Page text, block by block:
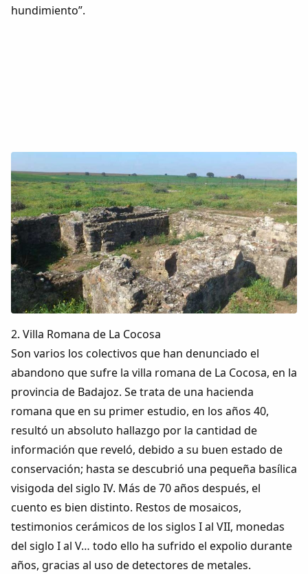
hundimiento”.
2. Villa Romana de La Cocosa
Son varios los colectivos que han denunciado el
abandono que sufre la villa romana de La Cocosa, en la
provincia de Badajoz. Se trata de una hacienda
romana que en su primer estudio, en los años 40,
resultó un absoluto hallazgo por la cantidad de
información que reveló, debido a su buen estado de
conservación; hasta se descubrió una pequeña basílica
visigoda del siglo IV. Más de 70 años después, el
cuento es bien distinto. Restos de mosaicos,
testimonios cerámicos de los siglos I al VII, monedas
del siglo I al V… todo ello ha sufrido el expolio durante
años, gracias al uso de detectores de metales.